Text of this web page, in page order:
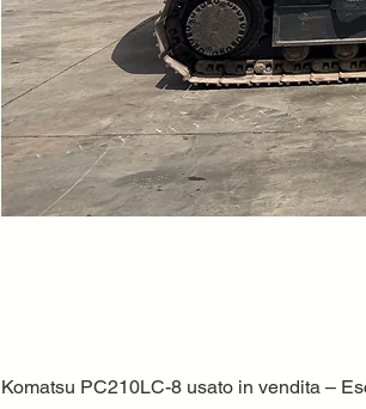
Komatsu PC210LC-8 usato in vendita –